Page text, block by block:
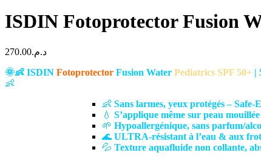
ISDIN Fotoprotector Fusion
د.م.270.00
🌞👶 ISDIN Fotoprotector Fusion Water Pediatrics SPF 50+ |
👶
👶 Sans larmes, yeux protégés –
💧 S’applique même sur peau
🌱 Hypoallergénique, sans parfum/
🌊 ULTRA-résistant à l’eau & aux
💦 Texture aquafluide non collante,